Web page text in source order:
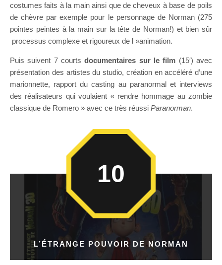
costumes faits à la main ainsi que de cheveux à base de poils
de chèvre par exemple pour le personnage de Norman (275
pointes peintes à la main sur la tête de Norman!) et bien sûr
processus complexe et rigoureux de l »animation.
Puis suivent 7 courtsdocumentaires sur le film (15′) avec
présentation des artistes du studio, création en accéléré d’une
marionnette, rapport du casting au paranormal et interviews
des réalisateurs qui voulaient « rendre hommage au zombie
classique de Romero » avec ce très réussi Paranorman.
L’ÉTRANGE POUVOIR DE NORMAN
10